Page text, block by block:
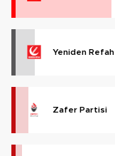
Yeniden Refah
Zafer Partisi